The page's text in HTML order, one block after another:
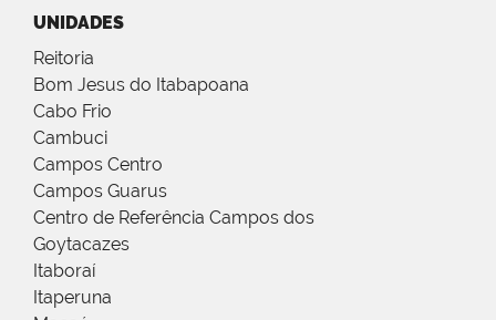
UNIDADES
Reitoria
Bom Jesus do Itabapoana
Cabo Frio
Cambuci
Campos Centro
Campos Guarus
Centro de Referência Campos dos
Goytacazes
Itaboraí
Itaperuna